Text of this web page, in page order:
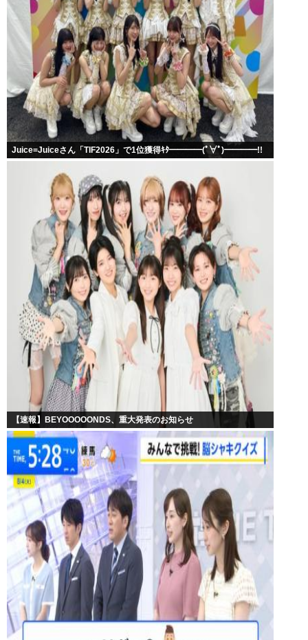
Juice=Juiceさん「TIF2026」で1位獲得ｷﾀ━━━━(ﾟ∀ﾟ)━━━━!!
【速報】BEYOOOOONDS、重大発表のお知らせ